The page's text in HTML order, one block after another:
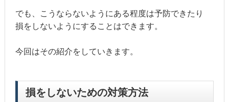
でも、こうならないようにある程度は予防できたり
損をしないようにすることはできます。
今回はその紹介をしていきます。
損をしないための対策方法